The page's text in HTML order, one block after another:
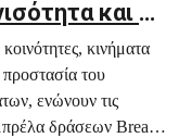
και τη
κινήματα
προστασία του
ενώνουν τις
δράσεων Break